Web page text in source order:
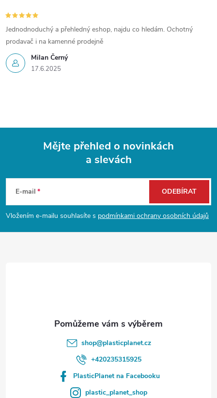
Milan Černý
17.6.2025
Jednodnoduchý a přehledný eshop, najdu co hledám. Ochotný
prodavač i na kamenné prodejně
p
a
Mějte přehled o novinkách
a slevách
E-mail
Vložením e-mailu souhlasíte s podmínkami ochrany osobních údajů
ODEBÍRAT
shop@plasticplanet.cz
+420235315925
PlasticPlanet na Facebooku
plastic_planet_shop